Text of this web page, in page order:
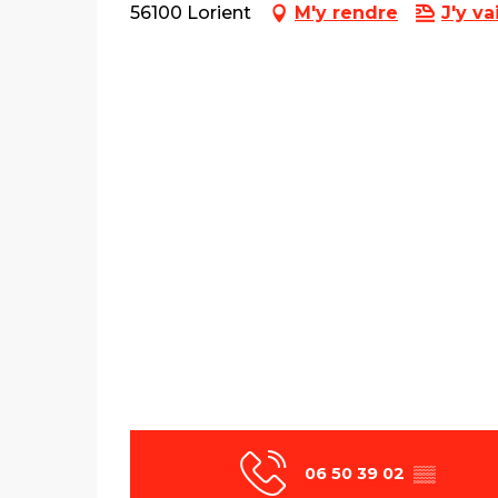
56100 Lorient M'y rendre J'y
06 50 39 02 ▒▒